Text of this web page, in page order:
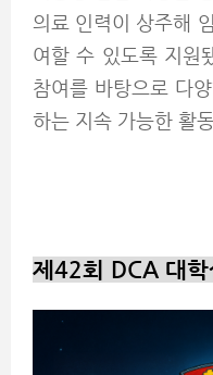
의료 인력이 상주해
여할 수 있도록 지원
참여를 바탕으로 다
하는 지속 가능한 활
제42회 DCA 대